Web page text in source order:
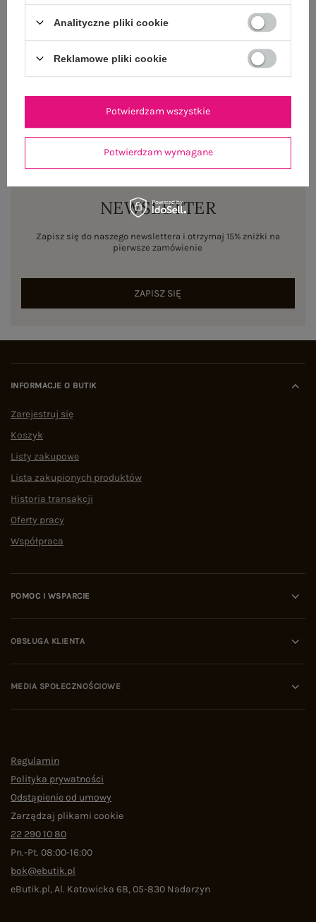
WYSYŁKA I DOSTAWA
ZWROTY I REKLAMACJE
NEWSLETTER
Zapisz się do naszego newslettera i otrzymaj 15% zniżki na
pierwsze zamówienie
ZAPISZ SIĘ
INFORMACJE O BUTIK
Zarejestruj się
Koszyk
Listy zakupowe
Lista zakupionych produktów
Historia transakcji
Oferty pracy
Współpraca
POMOC I WSPARCIE
OBSŁUGA KLIENTA
MEDIA SPOŁECZNOŚCIOWE
Regulamin
Polityka prywatności
Odstąpienie od umowy
Zarządzaj plikami cookie
22 290 10 80
Pn.-Pt. 08:00-16:00
bok@ebutik.pl
eButik.pl,Al. Katowicka 68,05-830 Nadarzyn
Analityczne pliki cookie
Reklamowe pliki cookie
Potwierdzam wymagane
Potwierdzam wszystkie